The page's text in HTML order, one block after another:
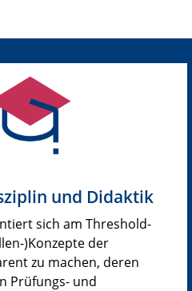
und Didaktik
sich am Threshold-
)Konzepte der
zu machen, deren
Prüfungs- und